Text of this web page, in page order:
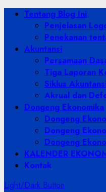
Skip
PrimaryTentang Blog Ini
Penjelasan
Penekanan
Akuntansi
Persamaan
Tiga Laporan
Siklus
Akrual dan
Dongeng Ekonomika
Dongeng
Dongeng
Dongeng
KALENDER
Kontak
Light/Dark Button